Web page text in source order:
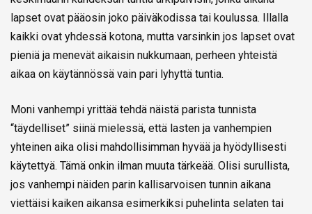
lapset ovat pääosin joko päiväkodissa tai koulussa. Illalla
kaikki ovat yhdessä kotona, mutta varsinkin jos lapset ovat
pieniä ja menevät aikaisin nukkumaan, perheen yhteistä
aikaa on käytännössä vain pari lyhyttä tuntia.
Moni vanhempi yrittää tehdä näistä parista tunnista
“täydelliset” siinä mielessä, että lasten ja vanhempien
yhteinen aika olisi mahdollisimman hyvää ja hyödyllisesti
käytettyä. Tämä onkin ilman muuta tärkeää. Olisi surullista,
jos vanhempi näiden parin kallisarvoisen tunnin aikana
viettäisi kaiken aikansa esimerkiksi puhelinta selaten tai